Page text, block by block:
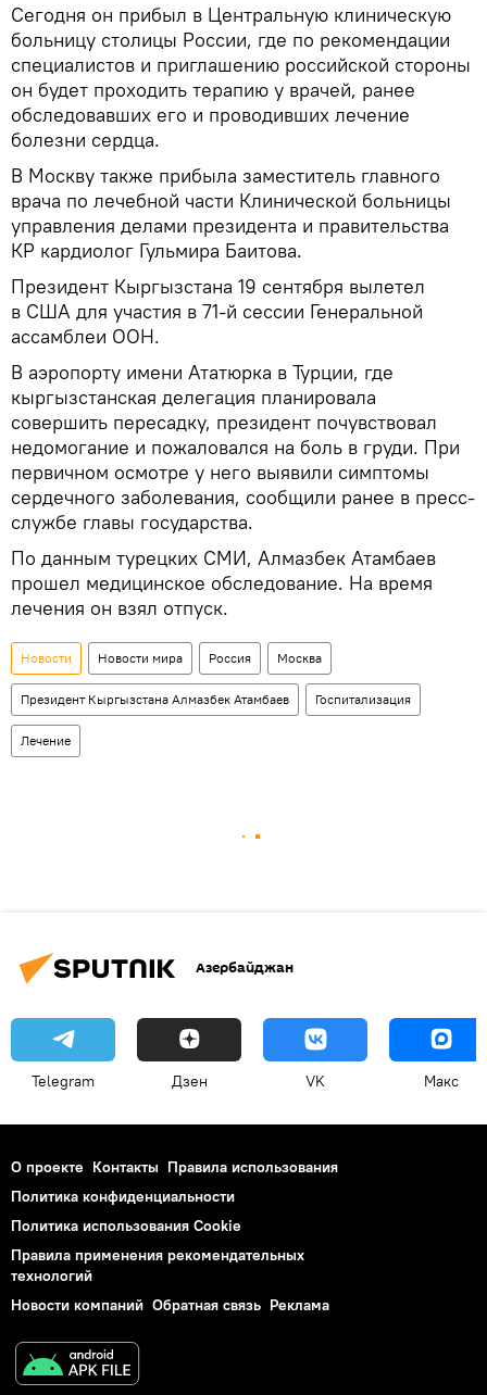
Сегодня он прибыл в Центральную клиническую
больницу столицы России, где по рекомендации
специалистов и приглашению российской стороны
он будет проходить терапию у врачей, ранее
обследовавших его и проводивших лечение
болезни сердца.
В Москву также прибыла заместитель главного
врача по лечебной части Клинической больницы
управления делами президента и правительства
КР кардиолог Гульмира Баитова.
Президент Кыргызстана 19 сентября вылетел
в США для участия в 71-й сессии Генеральной
ассамблеи ООН.
В аэропорту имени Ататюрка в Турции, где
кыргызстанская делегация планировала
совершить пересадку, президент почувствовал
недомогание и пожаловался на боль в груди. При
первичном осмотре у него выявили симптомы
сердечного заболевания, сообщили ранее в пресс-
службе главы государства.
По данным турецких СМИ, Алмазбек Атамбаев
прошел медицинское обследование. На время
лечения он взял отпуск.
Новости Новости мира Россия Москва
Президент Кыргызстана Алмазбек Атамбаев Госпитализация
Лечение
Азербайджан
Telegram Дзен VK Макс
О проекте Контакты Правила использования
Политика конфиденциальности
Политика использования Cookie
Правила применения рекомендательных
технологий
Новости компаний Обратная связь Реклама